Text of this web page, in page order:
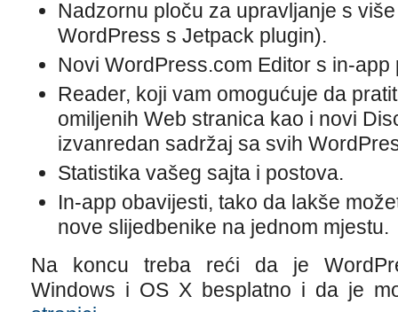
Nadzornu ploču za upravljanje s
WordPress s Jetpack plugin).
Novi WordPress.com Editor s in-app
Reader, koji vam omogućuje da
omiljenih Web stranica kao i novi
izvanredan sadržaj sa svih
Statistika vašeg sajta i postova.
In-app obavijesti, tako da lakše
nove slijedbenike na jednom mjestu.
Na koncu treba reći da je
Windows i OS X besplatno i da je